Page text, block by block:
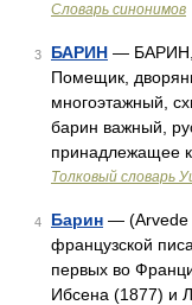
Словарь синонимов
3 БАРИН — БАРИН,
Помещик,
многоэтажный,
барин важный,
принадлежащее
Толковый словарь
4 Барин — (Arvede
французской
первых во
Ибсена (1877) и